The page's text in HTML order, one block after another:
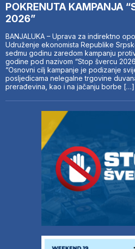
POKRENUTA KAMPANJA
2026”
BANJALUKA – Uprava za indirektno
Udruženje ekonomista Republike
sedmu godinu zaredom kampanju
godine pod nazivom “Stop švercu
“Osnovni cilj kampanje je podizanje
posljedicama nelegalne trgovine
prerađevina, kao i na jačanju borbe […]